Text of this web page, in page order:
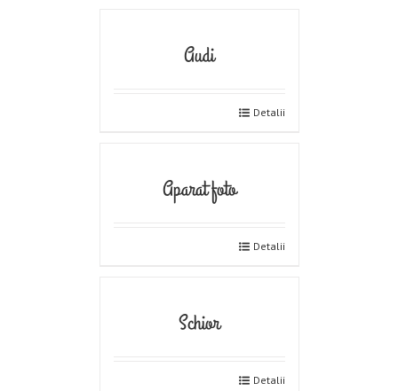
Audi
Detalii
Aparat foto
Detalii
Schior
Detalii